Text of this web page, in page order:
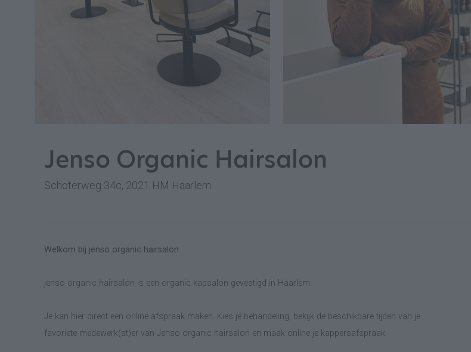
Jenso Organic Hairsalon
Schoterweg 34c, 2021 HM Haarlem
Welkom bij jenso organic hairsalon
jenso organic hairsalon is een organic kapsalon gevestigd in Haarlem.
Je kan hier direct een online afspraak maken. Kies je behandeling, bekijk de beschikbare tijden van je
favoriete medewerk(st)er van Jenso organic hairsalon en maak online je kappersafspraak.